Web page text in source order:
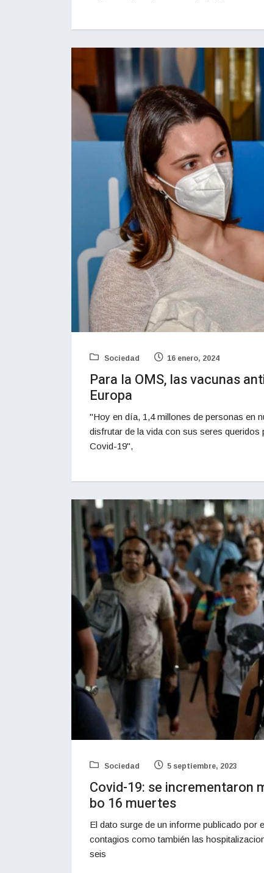
Sociedad 16 enero, 2024
Para la OMS, las vacunas
Europa
"Hoy en día, 1,4 millones de personas en
disfrutar de la vida con sus seres
Covid-19",
Sociedad 5 septiembre, 2023
Covid-19: se incrementaron
bo 16 muertes
El dato surge de un informe publicado por
contagios como también las
seis